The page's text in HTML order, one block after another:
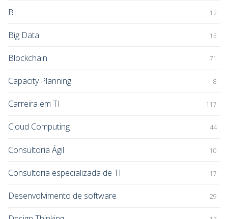
BI 12
Big Data 15
Blockchain 71
Capacity Planning 8
Carreira em TI 117
Cloud Computing 44
Consultoria Ágil 10
Consultoria especializada de TI 17
Desenvolvimento de software 29